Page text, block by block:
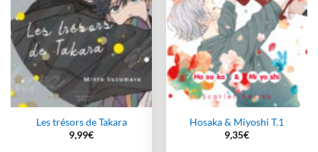
Les trésors de Takara
9,99€
Hosaka & Miyoshi T.1
9,35€